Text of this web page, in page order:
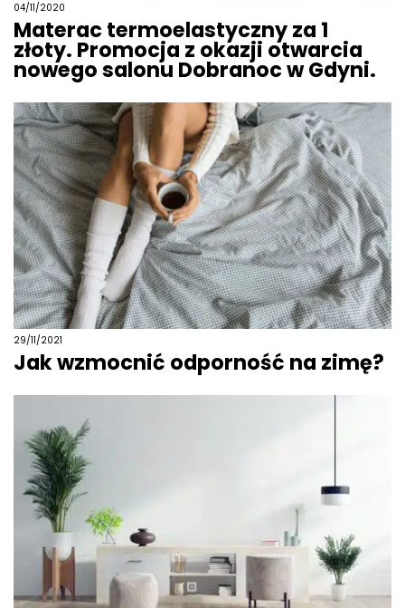
04/11/2020
Materac termoelastyczny za 1
złoty. Promocja z okazji otwarcia
nowego salonu Dobranoc w Gdyni.
29/11/2021
Jak wzmocnić odporność na zimę?